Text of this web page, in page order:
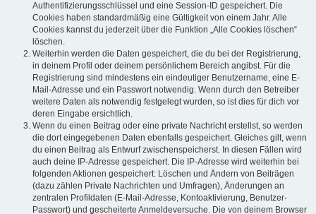
Authentifizierungsschlüssel und eine Session-ID gespeichert. Die
Cookies haben standardmäßig eine Gültigkeit von einem Jahr. Alle
Cookies kannst du jederzeit über die Funktion „Alle Cookies löschen“
löschen.
Weiterhin werden die Daten gespeichert, die du bei der Registrierung,
in deinem Profil oder deinem persönlichem Bereich angibst. Für die
Registrierung sind mindestens ein eindeutiger Benutzername, eine E-
Mail-Adresse und ein Passwort notwendig. Wenn durch den Betreiber
weitere Daten als notwendig festgelegt wurden, so ist dies für dich vor
deren Eingabe ersichtlich.
Wenn du einen Beitrag oder eine private Nachricht erstellst, so werden
die dort eingegebenen Daten ebenfalls gespeichert. Gleiches gilt, wenn
du einen Beitrag als Entwurf zwischenspeicherst. In diesen Fällen wird
auch deine IP-Adresse gespeichert. Die IP-Adresse wird weiterhin bei
folgenden Aktionen gespeichert: Löschen und Ändern von Beiträgen
(dazu zählen Private Nachrichten und Umfragen), Änderungen an
zentralen Profildaten (E-Mail-Adresse, Kontoaktivierung, Benutzer-
Passwort) und gescheiterte Anmeldeversuche. Die von deinem Browser